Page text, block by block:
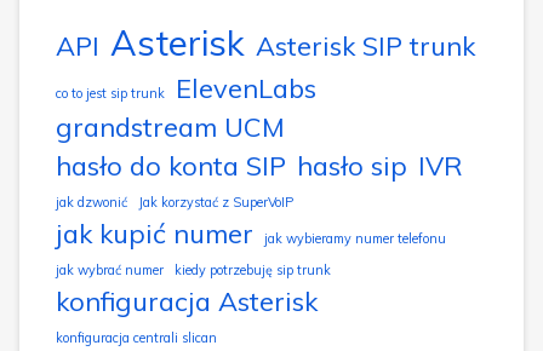
API Asterisk Asterisk SIP trunk
co to jest sip trunk
ElevenLabs
grandstream UCM
hasło do konta SIP hasło sip IVR
jak dzwonić Jak korzystać z SuperVoIP
jak kupić numer
jak wybieramy numer telefonu
jak wybrać numer
kiedy potrzebuję sip trunk
konfiguracja Asterisk
konfiguracja centrali slican